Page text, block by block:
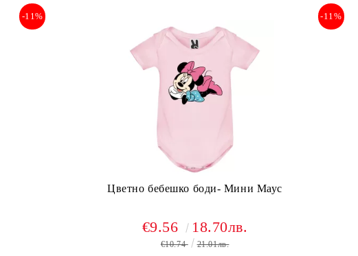
-11%
Цветно бебешко боди- Мини Маус
-11%
€9.56 18.70лв.
€10.74 21.01лв.